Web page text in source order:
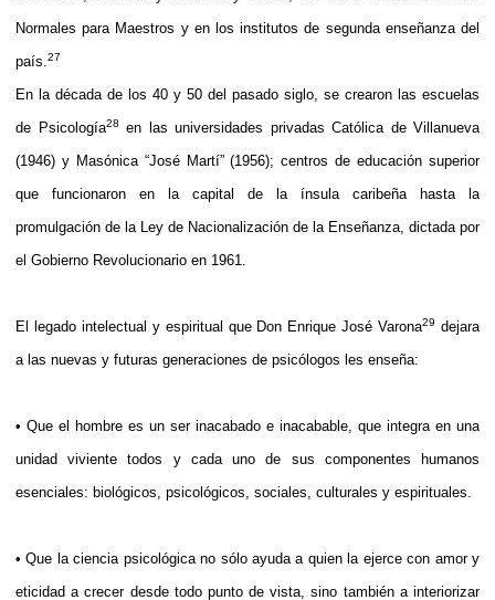
Normales para Maestros y en los institutos de segunda enseñanza del
país. 27
En la década de los 40 y 50 del pasado siglo, se crearon las escuelas
de Psicología28
en las universidades privadas Católica de Villanueva
(1946) y Masónica “José Martí” (1956); centros de educación superior
que funcionaron en la capital de la ínsula caribeña hasta la
promulgación de la Ley de Nacionalización de la Enseñanza, dictada por
el Gobierno Revolucionario en 1961.
El legado intelectual y espiritual que Don Enrique José Varona29 dejara
a las nuevas y futuras generaciones de psicólogos les enseña:
• Que el hombre es un ser inacabado e inacabable, que integra en una
unidad viviente todos y cada uno de sus componentes humanos
esenciales: biológicos, psicológicos, sociales, culturales y espirituales.
• Que la ciencia psicológica no sólo ayuda a quien la ejerce con amor y
eticidad a crecer desde todo punto de vista, sino también a interiorizar